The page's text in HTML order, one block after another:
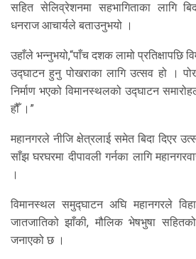
सहित सेलिव्रेशनमा सहभागिताका लागि
धनराज आचार्यले बताउनुभयो ।
उहाँले भन्नुभयो,“पाँच दशक लामो प्रतिक्षापछि
उद्घाटन हुनु पोखराका लागि उत्सव हो ।
निर्माण भएको विमानस्थलको उद्घाटन
हौँ ।”
महानगरले नीजि क्षेत्रलाई समेत बिदा दिएर
साँझ घरघरमा दीपावली गर्नका लागि
।
विमानस्थल समुद्घाटन अघि महानगरले
जातजातिको झाँकी, मौलिक भेषभुषा
जनाएको छ ।